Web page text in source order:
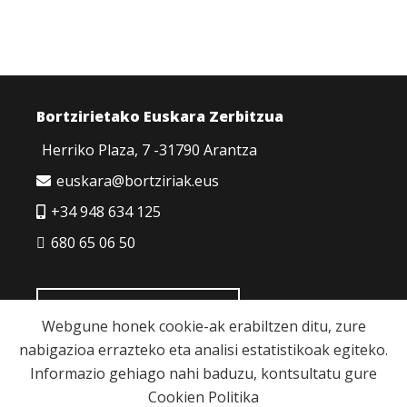
Bortzirietako Euskara Zerbitzua
Herriko Plaza, 7 -31790 Arantza
euskara@bortziriak.eus
+34 948 634 125
680 65 06 50
Webgune honek cookie-ak erabiltzen ditu, zure
nabigazioa errazteko eta analisi estatistikoak egiteko.
Informazio gehiago nahi baduzu, kontsultatu gure
Cookien Politika